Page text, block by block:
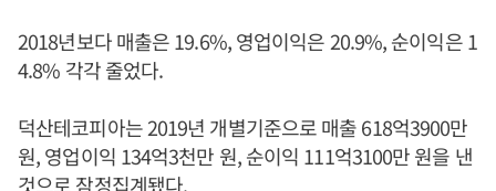
2018년보다 매출은 19.6%, 영업이익은 20.9%, 순이익은 1
4.8% 각각 줄었다.
덕산테코피아는 2019년 개별기준으로 매출 618억3900만
원, 영업이익 134억3천만 원, 순이익 111억3100만 원을 낸
것으로 잠정집계됐다.